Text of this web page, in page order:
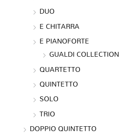
DUO
E CHITARRA
E PIANOFORTE
GUALDI COLLECTION
QUARTETTO
QUINTETTO
SOLO
TRIO
DOPPIO QUINTETTO